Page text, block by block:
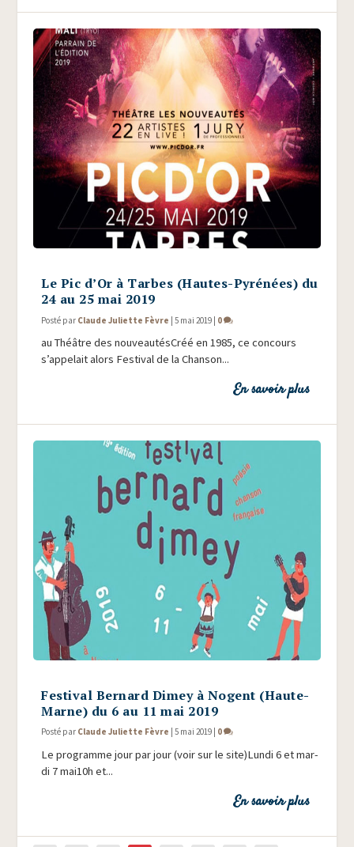
Le Pic d’Or à Tarbes (Hautes-Pyrénées) du
24 au 25 mai 2019
Posté par Claude Juliette Fèvre |5 mai 2019 | 0
au Théâtre des nou­veau­tés­Créé en 1985, ce concours
s’appelait alors Fes­ti­val de la Chan­son...
En savoir plus
Festival Bernard Dimey à Nogent (Haute-
Marne) du 6 au 11 mai 2019
Posté par Claude Juliette Fèvre |5 mai 2019 0
Le pro­gramme jour par jour (voir sur le site)Lundi 6 et mar­
di 7 mai10h et...
En savoir plus